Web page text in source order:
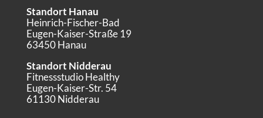
Standort Hanau
Heinrich-Fischer-Bad
Eugen-Kaiser-Straße 19
63450 Hanau
Standort Nidderau
Fitnessstudio Healthy
Eugen-Kaiser-Str. 54
61130 Nidderau